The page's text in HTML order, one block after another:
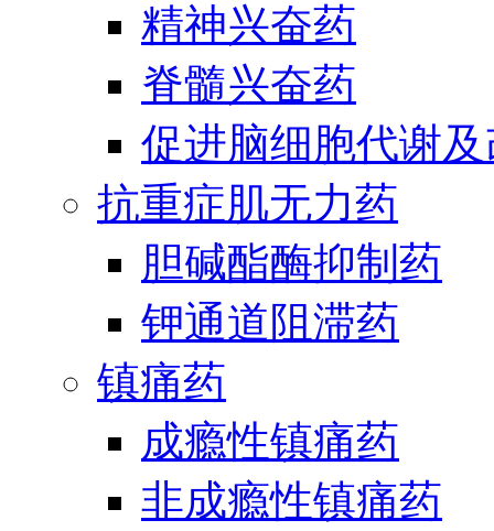
精神兴奋药
脊髓兴奋药
促进脑细胞代谢
抗重症肌无力药
胆碱酯酶抑制药
钾通道阻滞药
镇痛药
成瘾性镇痛药
非成瘾性镇痛药